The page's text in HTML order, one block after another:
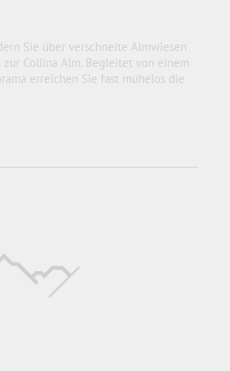
Sie über verschneite Almwiesen
Collina Alm. Begleitet von einem
erreichen Sie fast mühelos die